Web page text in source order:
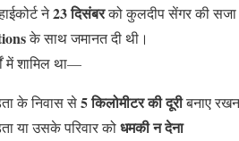
ने23 दिसंबरको कुलदीप सेंगर की
के साथ जमानत दी थी।
में शामिल था—
के निवास से5 किलोमीटर की दूरीबनाए
या उसके परिवार कोधमकी न देना